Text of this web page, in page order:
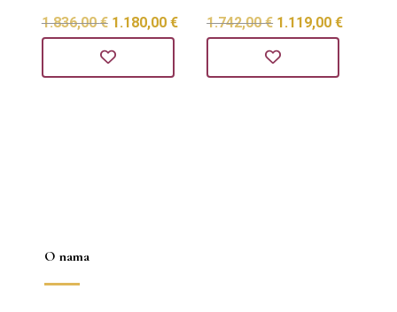
1.836,00€ Izvorna
cijena
bila
1.180,00 €
Trenutna
1.742,00€ Izvorna
cijena
bila
1.119,00€
O nama